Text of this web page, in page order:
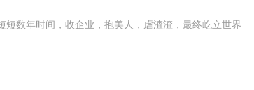
数年时间，收企业，抱美人，虐渣渣，最终屹立世界